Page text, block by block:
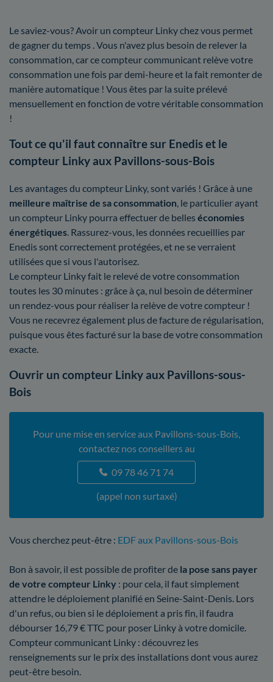
Le saviez-vous? Avoir un compteur Linky chez vous permet
de gagner du temps . Vous n'avez plus besoin de relever la
consommation, car ce compteur communicant relève votre
consommation une fois par demi-heure et la fait remonter de
manière automatique ! Vous êtes par la suite prélevé
mensuellement en fonction de votre véritable consommation
!
Tout ce qu'il faut connaître sur Enedis et le
compteur Linky aux Pavillons-sous-Bois
Les avantages du compteur Linky, sont variés ! Grâce à une
meilleure maîtrise de sa consommation , le particulier ayant
un compteur Linky pourra effectuer de belles économies
énergétiques . Rassurez-vous, les données recueillies par
Enedis sont correctement protégées, et ne se verraient
utilisées que si vous l'autorisez.
Le compteur Linky fait le relevé de votre consommation
toutes les 30 minutes : grâce à ça, nul besoin de déterminer
un rendez-vous pour réaliser la relève de votre compteur !
Vous ne recevrez également plus de facture de régularisation,
puisque vous êtes facturé sur la base de votre consommation
exacte.
Ouvrir un compteur Linky aux Pavillons-sous-
Bois
Pour une mise en service aux Pavillons-sous-Bois,
contactez nos conseillers au
09 78 46 71 74
(appel non surtaxé)
Vous cherchez peut-être : EDF aux Pavillons-sous-Bois
Bon à savoir, il est possible de profiter de la pose sans payer
de votre compteur Linky : pour cela, il faut simplement
attendre le déploiement planifié en Seine-Saint-Denis. Lors
d'un refus, ou bien si le déploiement a pris fin, il faudra
débourser 16,79 € TTC pour poser Linky à votre domicile.
Compteur communicant Linky : découvrez les
renseignements sur le prix des installations dont vous aurez
peut-être besoin.